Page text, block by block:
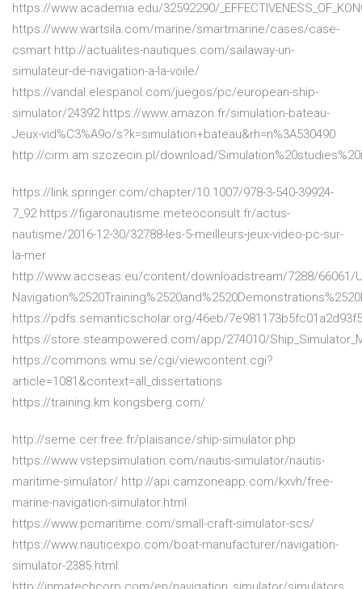
https://www.academia.edu/32592290/
https://www.wartsila.com/marine/smartmarine/cases/case-
csmart http://actualites-nautiques.com/sailaway-un-
simulateur-de-navigation-a-la-voile/
https://vandal.elespanol.com/juegos/pc/european-ship-
simulator/24392 https://www.amazon.fr/simulation-bateau-
Jeux-vid%C3%A9o/s?k=simulation+bateau&rh=n%3A530490
http://cirm.am.szczecin.pl/download/
https://link.springer.com/chapter/10.1007/978-3-540-39924-
7_92 https://figaronautisme.meteoconsult.fr/actus-
nautisme/2016-12-30/32788-les-5-meilleurs-jeux-video-pc-sur-
la-mer
http://www.accseas.eu/content/downloadstream/7288/66061/
https://pdfs.semanticscholar.org/46eb/
https://store.steampowered.com/app/274010/
https://commons.wmu.se/cgi/viewcontent.cgi?
article=1081&context=all_dissertations
https://training.km.kongsberg.com/
http://seme.cer.free.fr/plaisance/ship-simulator.php
https://www.vstepsimulation.com/nautis-simulator/nautis-
maritime-simulator/ http://api.camzoneapp.com/kxvh/free-
marine-navigation-simulator.html
https://www.pcmaritime.com/small-craft-simulator-scs/
https://www.nauticexpo.com/boat-manufacturer/navigation-
simulator-2385.html